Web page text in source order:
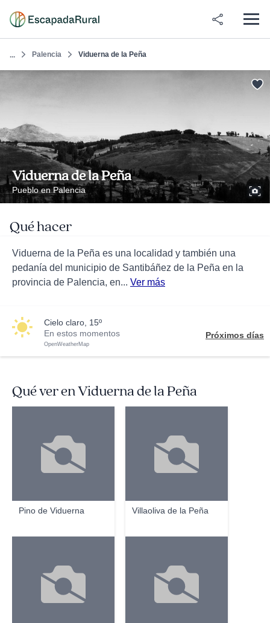
... Palencia Viduerna de la Peña
Viduerna de la Peña
Pueblo en Palencia
Qué hacer
Viduerna de la Peña es una localidad y también una
pedanía del municipio de Santibáñez de la Peña en la
provincia de Palencia, en... Ver más
cielo claro, 15º
En estos momentos
OpenWeatherMap
Próximos días
Qué ver en Viduerna de la Peña
Pino de Viduerna Villaoliva de la Peña